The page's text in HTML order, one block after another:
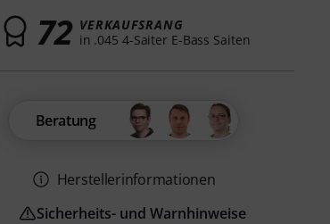
72 VERKAUFSRANG
in .045 4-Saiter E-Bass Saiten
Beratung
Herstellerinformationen
Sicherheits- und Warnhinweise